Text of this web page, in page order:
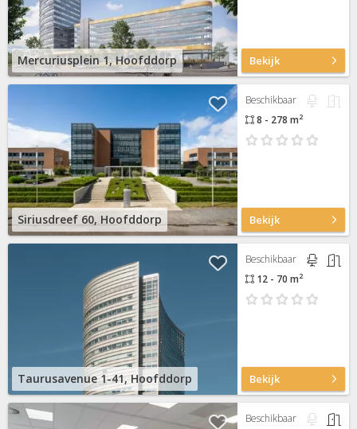
Mercuriusplein 1, Hoofddorp Bekijk
Siriusdreef 60, Hoofddorp
Beschikbaar
8 - 278 m2
Bekijk
Taurusavenue 1-41, Hoofddorp
Beschikbaar
12 - 70 m2
Bekijk
Beschikbaar